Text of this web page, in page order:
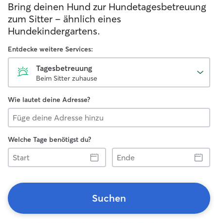
Bring deinen Hund zur Hundetagesbetreuung
zum Sitter - ähnlich eines
Hundekindergartens.
Entdecke weitere Services:
Tagesbetreuung
Beim Sitter zuhause
Wie lautet deine Adresse?
Welche Tage benötigst du?
Start
Ende
Suchen